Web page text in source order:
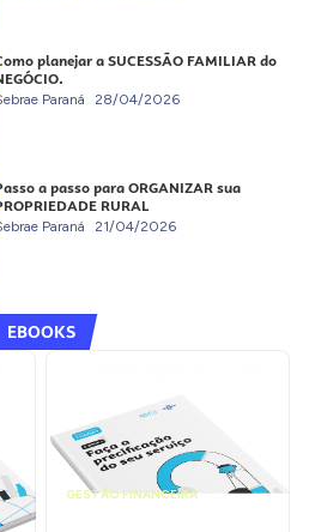
planejar a SUCESSÃO FAMILIAR do
Paraná 28/04/2026
a passo para ORGANIZAR sua
RURAL
Paraná 21/04/2026
EBOOKS
GESTÃO FINANCEIRA